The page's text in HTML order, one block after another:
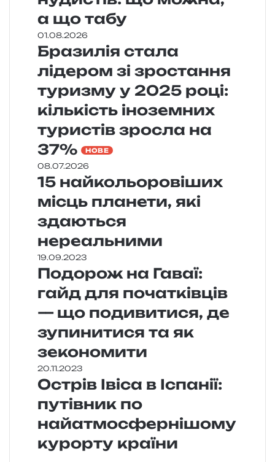
а що табу
01.08.2026
Бразилія стала
лідером зі зростання
туризму у 2025 році:
кількість іноземних
туристів зросла на
37%
НОВЕ
08.07.2026
15 найкольоровіших
місць планети, які
здаються
нереальними
19.09.2023
Подорож на Гаваї:
гайд для початківців
— що подивитися, де
зупинитися та як
зекономити
20.11.2023
Острів Івіса в Іспанії:
путівник по
найатмосфернішому
курорту країни